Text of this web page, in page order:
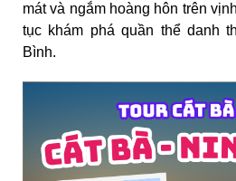
mát và ngắm hoàng hôn trên
tục khám phá quần thể danh
Bình.